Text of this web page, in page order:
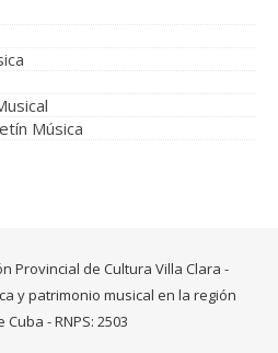
Música
Provincial de Cultura Villa Clara -
y patrimonio musical en la región
Cuba - RNPS: 2503